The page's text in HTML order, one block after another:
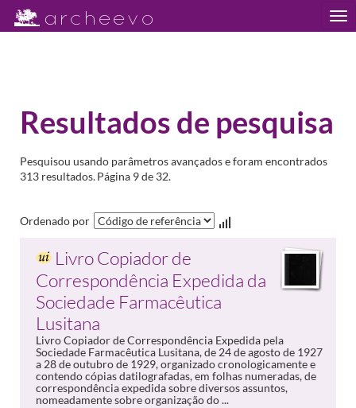
Resultados de pesquisa
Pesquisou usando parâmetros avançados e foram encontrados
313 resultados.Página 9 de 32.
Ordenado por
Livro Copiador de
Correspondência Expedida da
Sociedade Farmacêutica
Lusitana
Livro Copiador de Correspondência Expedida pela
Sociedade Farmacêutica Lusitana, de 24 de agosto de 1927
a 28 de outubro de 1929, organizado cronologicamente e
contendo cópias datilografadas, em folhas numeradas, de
correspondência expedida sobre diversos assuntos,
nomeadamente sobre organização do ...